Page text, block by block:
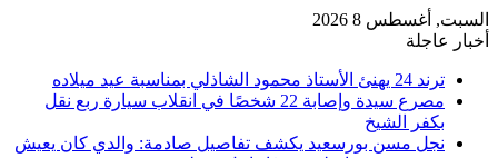
السبت, أغسطس 8 2026
أخبار عاجلة
ترند 24 يهنئ الأستاذ محمود الشاذلي بمناسبة عيد ميلاده
مصرع سيدة وإصابة 22 شخصًا في انقلاب سيارة ربع نقل
بكفر الشيخ
نجل مسن بورسعيد يكشف تفاصيل صادمة: والدي كان يعيش